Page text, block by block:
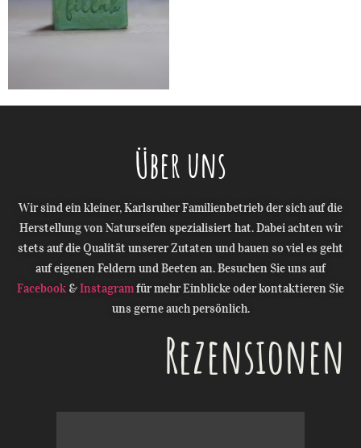
Über uns
Wir sind ein kleiner, Karlsruher Familienbetrieb der sich auf die
Herstellung von Naturseifen spezialisiert hat. Dabei achten wir
stets auf die Qualität unserer Zutaten und bauen so viel es geht
auf eigenen Feldern und Beeten an. Besuchen Sie uns auf
Facebook &Instagramfür mehr Einblicke oder kontaktieren Sie
uns gerne auch persönlich.
Rezensionen